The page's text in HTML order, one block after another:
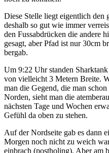
Diese Stelle liegt eigentlich den
deshalb so gut wie immer
den Fussabdrücken die andere
gesagt, aber Pfad ist nur 30cm
bergab.
Um 9:22 Uhr standen
von vielleicht 3 Metern Breite.
man die Gegend, die man
Norden, sieht man die
nächsten Tage und Wochen
Gefühl da oben zu stehen.
Auf der Nordseite gab es dann
Morgen noch nicht zu weich
einbrach (postholing). Aber am